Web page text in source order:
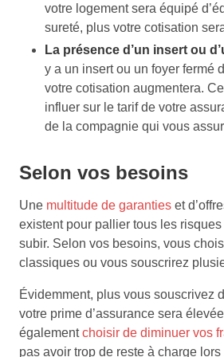
votre logement sera équipé
sureté, plus votre cotisation
La présence d’un insert ou
y a un insert ou un foyer fermé
votre cotisation augmentera.
influer sur le tarif de votre
de la compagnie qui vous
Selon vos besoins
Une multitude de garanties et
existent pour pallier tous les
subir. Selon vos besoins, vous
classiques ou vous souscrirez
Évidemment, plus vous souscrivez
votre prime d’assurance sera
égalementchoisir de diminuer vos
pas avoir trop de reste à charge lors